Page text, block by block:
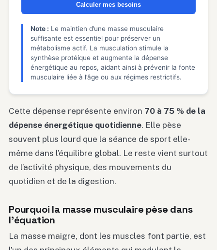
Calculer mes besoins
Note : Le maintien d’une masse musculaire
suffisante est essentiel pour préserver un
métabolisme actif. La musculation stimule la
synthèse protéique et augmente la dépense
énergétique au repos, aidant ainsi à prévenir la fonte
musculaire liée à l’âge ou aux régimes restrictifs.
Cette dépense représente environ 70 à 75 % de la
dépense énergétique quotidienne. Elle pèse
souvent plus lourd que la séance de sport elle-
même dans l’équilibre global. Le reste vient surtout
de l’activité physique, des mouvements du
quotidien et de la digestion.
Pourquoi la masse musculaire pèse dans
l’équation
La masse maigre, dont les muscles font partie, est